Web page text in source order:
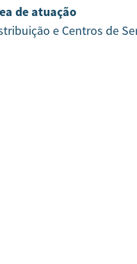
de atuação
e Centros de